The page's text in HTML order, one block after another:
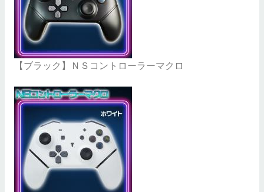
【ブラック】ＮＳコントローラーマクロ